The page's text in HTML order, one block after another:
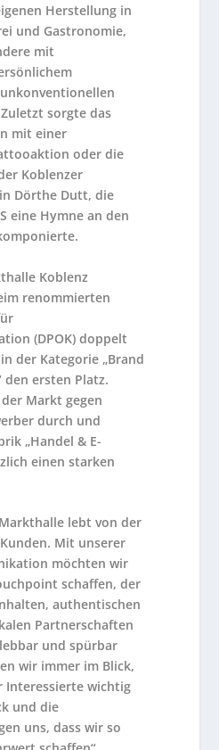
Herstellung in
und Gastronomie,
mit
sorgte das
mit einer
oder die
Koblenzer
Dörthe Dutt, die
eine Hymne an den
Koblenz
renommierten
(DPOK) doppelt
der Kategorie „Brand
den ersten Platz.
Markt gegen
durch und
„Handel & E-
einen starken
Markthalle lebt von der
Mit unserer
möchten wir
schaffen, der
authentischen
Partnerschaften
und spürbar
wir immer im Blick,
Interessierte wichtig
und die
uns, dass wir so